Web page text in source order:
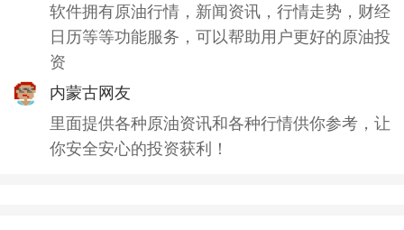
软件拥有原油行情，新闻资讯，行情走势，财经
日历等等功能服务，可以帮助用户更好的原油投
资
内蒙古网友
里面提供各种原油资讯和各种行情供你参考，让
你安全安心的投资获利！